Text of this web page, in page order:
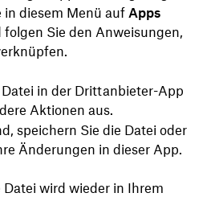
in diesem Menü auf Apps
folgen Sie den Anweisungen,
in der Drittanbieter-App
Aktionen aus.
speichern Sie die Datei oder
Änderungen in dieser App.
wird wieder in Ihrem